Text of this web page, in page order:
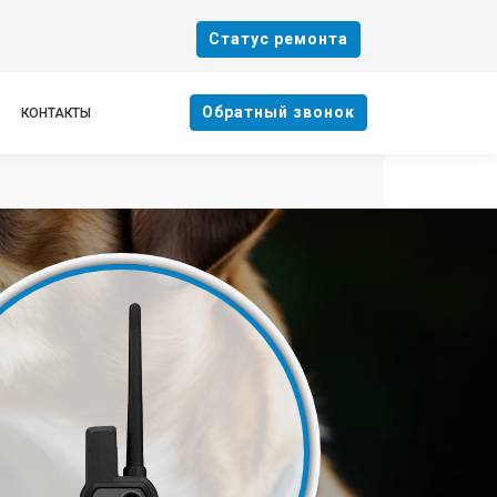
Cтатус ремонта
КОНТАКТЫ Oбратный звонок